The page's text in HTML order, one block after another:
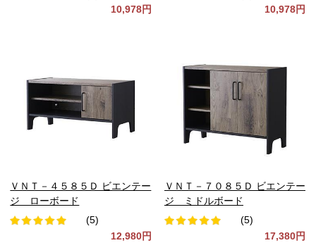
10,978円
10,978円
ＶＮＴ－４５８５Ｄ ビエンテー
ジ ローボード
(5)
12,980円
ＶＮＴ－７０８５Ｄ ビエンテー
ジ ミドルボード
(5)
17,380円